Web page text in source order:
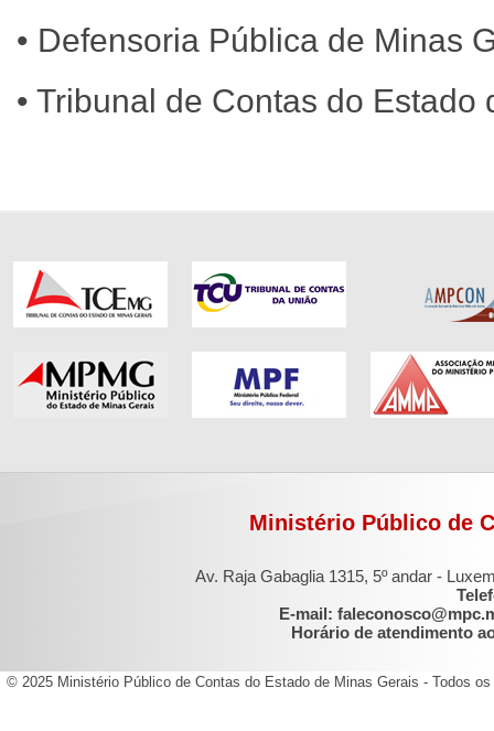
• Defensoria Pública de Minas
• Tribunal de Contas do
Ministério Público de
Av. Raja Gabaglia 1315, 5º andar -
E-mail:
Horário de atendimento
© 2025 Ministério Público de Contas do Estado de Minas Gerais - Todos